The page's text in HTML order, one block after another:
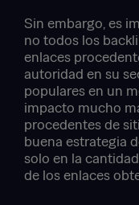
Sin embargo, es
no todos los
enlaces
autoridad en su
populares en un
impacto mucho
procedentes de
buena estrategia
solo en la
de los enlaces